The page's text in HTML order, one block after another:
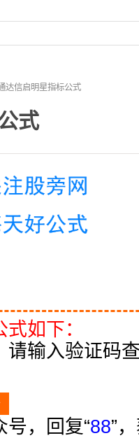
达信启明星指标公式
式
如下：
请输入验证码
，回复“88”